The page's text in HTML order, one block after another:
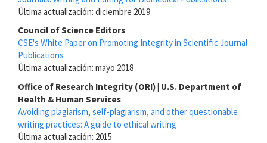
Última actualización: diciembre 2019
Council of Science Editors
CSE's White Paper on Promoting Integrity in Scientific Journal
Publications
Última actualización: mayo 2018
Office of Research Integrity (ORI) | U.S. Department of
Health & Human Services
Avoiding plagiarism, self-plagiarism, and other questionable
writing practices: A guide to ethical writing
Última actualización: 2015